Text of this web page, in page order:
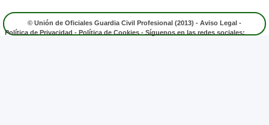
© Unión de Oficiales Guardia Civil Profesional (2013) - Aviso Legal -
Política de Privacidad - Política de Cookies - Síguenos en las redes sociales: